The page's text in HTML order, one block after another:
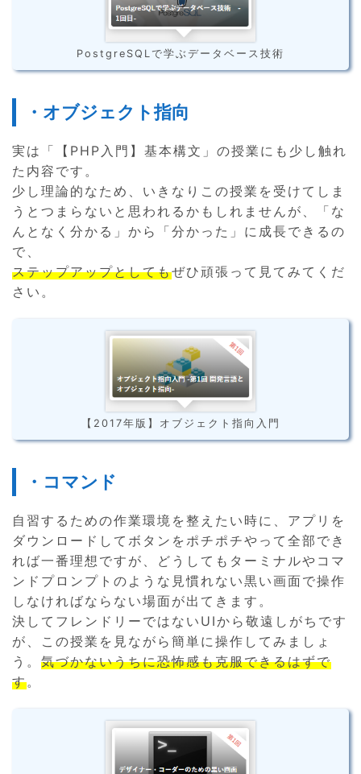
PostgreSQLで学ぶデータベース技術
・オブジェクト指向
実は「【PHP入門】基本構文」の授業にも少し触れ
た内容です。
少し理論的なため、いきなりこの授業を受けてしま
うとつまらないと思われるかもしれませんが、「な
んとなく分かる」から「分かった」に成長できるの
で、
ステップアップとしてもぜひ頑張って見てみてくだ
さい。
【2017年版】オブジェクト指向入門
・コマンド
自習するための作業環境を整えたい時に、アプリを
ダウンロードしてボタンをポチポチやって全部でき
れば一番理想ですが、どうしてもターミナルやコマ
ンドプロンプトのような見慣れない黒い画面で操作
しなければならない場面が出てきます。
決してフレンドリーではないUIから敬遠しがちです
が、この授業を見ながら簡単に操作してみましょ
う。 気づかないうちに恐怖感も克服できるはずで
す。